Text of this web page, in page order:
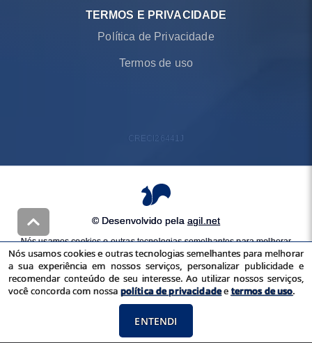
TERMOS E PRIVACIDADE
Política de Privacidade
Termos de uso
CRECI 26441J
© Desenvolvido pela agil.net
Nós usamos cookies e outras tecnologias semelhantes para melhorar
a sua experiência em nossos serviços, personalizar publicidade e
recomendar conteúdo de seu interesse. Ao utilizar nossos serviços,
você concorda com nossapolítica de privacidadeetermos de uso
Nós usamos cookies e outras tecnologias semelhantes para melhorar
a sua experiência em nossos serviços, personalizar publicidade e
recomendar conteúdo de seu interesse. Ao utilizar nossos serviços,
você concorda com nossa política de privacidadeetermos de uso.
ENTENDI